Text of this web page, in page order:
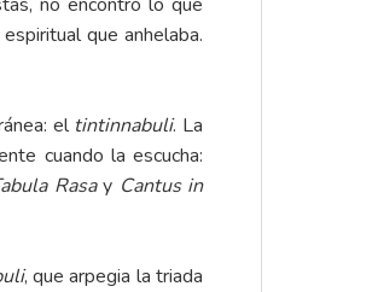
que anhelaba.
el tintinnabuli. La
cuando la escucha:
Rasay Cantus in
, que arpegia la triada